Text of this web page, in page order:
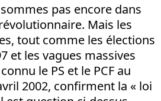
pas encore dans
Mais les
tout comme les élections
et les vagues massives
le PS et le PCF au
2002, confirment la « loi